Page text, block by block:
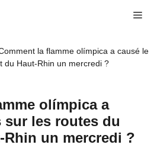
la flamme olímpica a causé le
du Haut-Rhin un mercredi ?
olímpica a
sur les routes du
Rhin un mercredi ?